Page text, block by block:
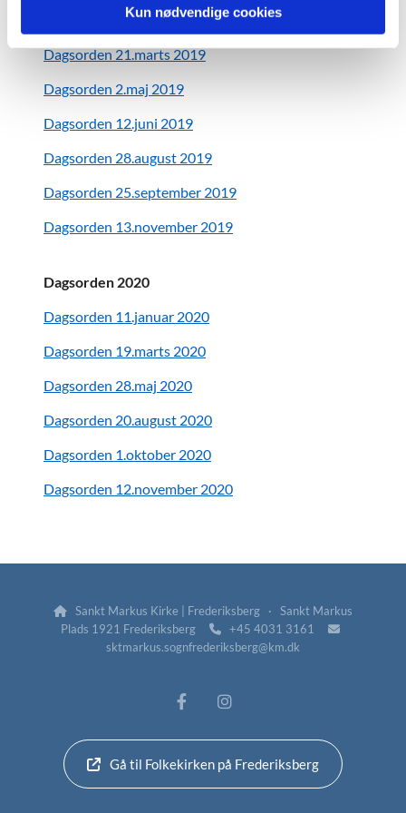
Kun nødvendige cookies
Dagsorden 20.februar 2019
Dagsorden 21.marts 2019
Dagsorden 2.maj 2019
Dagsorden 12.juni 2019
Dagsorden 28.august 2019
Dagsorden 25.september 2019
Dagsorden 13.november 2019
Dagsorden 2020
Dagsorden 11.januar 2020
Dagsorden 19.marts 2020
Dagsorden 28.maj 2020
Dagsorden 20.august 2020
Dagsorden 1.oktober 2020
Dagsorden 12.november 2020

Sankt Markus Kirke | Frederiksberg · Sankt Markus
Plads 1921 Frederiksberg
 +45 4031 3161 
sktmarkus.sognfrederiksberg@km.dk
Gå til Folkekirken på Frederiksberg